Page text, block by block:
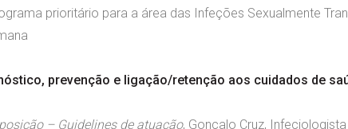
prioritário para a área das Infeções Sexualmente
prevenção e ligação/retenção aos cuidados de
– Guidelines de atuação, Gonçalo Cruz,